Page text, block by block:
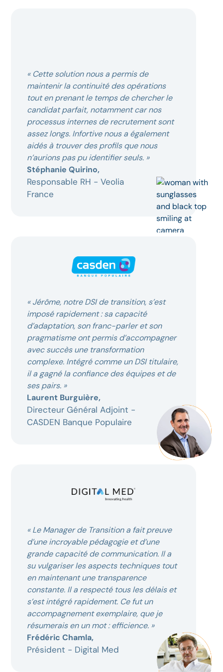
« Cette solution nous a permis de
maintenir la continuité des opérations
tout en prenant le temps de chercher le
candidat parfait, notamment car nos
processus internes de recrutement sont
assez longs. Infortive nous a également
aidés à trouver des profils que nous
n’aurions pas pu identifier seuls. »
Stéphanie Quirino,
Responsable RH - Veolia
France
« Jérôme, notre DSI de transition, s’est
imposé rapidement : sa capacité
d’adaptation, son franc-parler et son
pragmatisme ont permis d’accompagner
avec succès une transformation
complexe. Intégré comme un DSI titulaire,
il a gagné la confiance des équipes et de
ses pairs. »
Laurent Burguière,
Directeur Général Adjoint -
CASDEN Banque Populaire
« Le Manager de Transition a fait preuve
d’une incroyable pédagogie et d’une
grande capacité de communication. Il a
su vulgariser les aspects techniques tout
en maintenant une transparence
constante. Il a respecté tous les délais et
s’est intégré rapidement. Ce fut un
accompagnement exemplaire, que je
résumerais en un mot : efficience. »
Frédéric Chamla,
Président - Digital Med